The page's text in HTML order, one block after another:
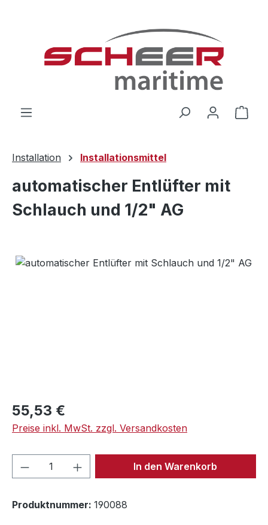
Installation Installationsmittel
automatischer Entlüfter mit
Schlauch und 1/2" AG
Bildergalerie überspringen
Regulärer Preis:
55,53 €
Preise inkl. MwSt. zzgl. Versandkosten
Produkt Anzahl: Gib denIn den Warenkorb
Produktnummer: 190088